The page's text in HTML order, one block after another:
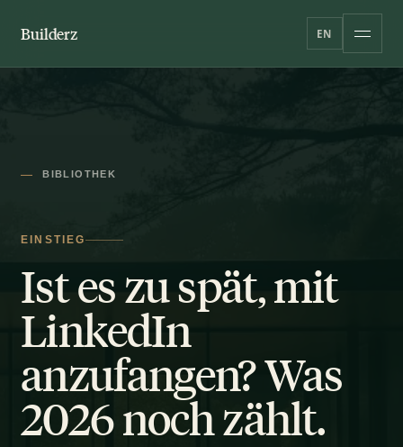
Builderz EN
BIBLIOTHEK
EINSTIEG
Ist es zu spät, mit
LinkedIn
anzufangen? Was
2026 noch zählt.